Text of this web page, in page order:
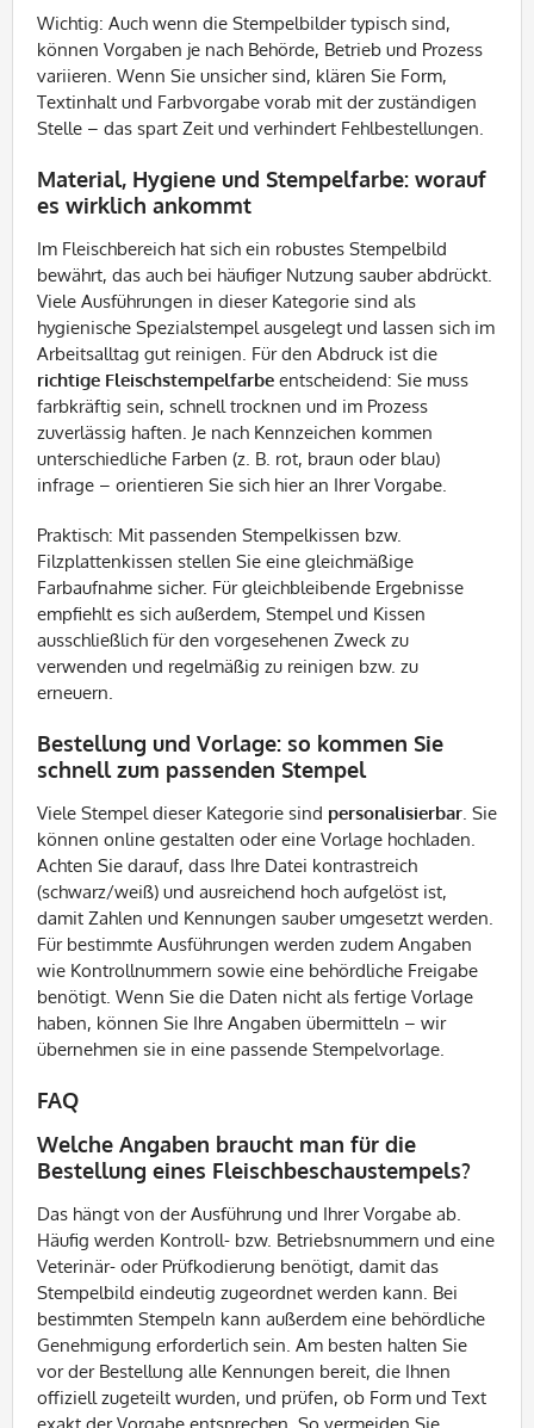
Wichtig: Auch wenn die Stempelbilder typisch sind,
können Vorgaben je nach Behörde, Betrieb und Prozess
variieren. Wenn Sie unsicher sind, klären Sie Form,
Textinhalt und Farbvorgabe vorab mit der zuständigen
Stelle – das spart Zeit und verhindert Fehlbestellungen.
Material, Hygiene und Stempelfarbe: worauf
es wirklich ankommt
Im Fleischbereich hat sich ein robustes Stempelbild
bewährt, das auch bei häufiger Nutzung sauber abdrückt.
Viele Ausführungen in dieser Kategorie sind als
hygienische Spezialstempel ausgelegt und lassen sich im
Arbeitsalltag gut reinigen. Für den Abdruck ist die
richtige Fleischstempelfarbe entscheidend: Sie muss
farbkräftig sein, schnell trocknen und im Prozess
zuverlässig haften. Je nach Kennzeichen kommen
unterschiedliche Farben (z. B. rot, braun oder blau)
infrage – orientieren Sie sich hier an Ihrer Vorgabe.
Praktisch: Mit passenden Stempelkissen bzw.
Filzplattenkissen stellen Sie eine gleichmäßige
Farbaufnahme sicher. Für gleichbleibende Ergebnisse
empfiehlt es sich außerdem, Stempel und Kissen
ausschließlich für den vorgesehenen Zweck zu
verwenden und regelmäßig zu reinigen bzw. zu
erneuern.
Bestellung und Vorlage: so kommen Sie
schnell zum passenden Stempel
Viele Stempel dieser Kategorie sind personalisierbar. Sie
können online gestalten oder eine Vorlage hochladen.
Achten Sie darauf, dass Ihre Datei kontrastreich
(schwarz/weiß) und ausreichend hoch aufgelöst ist,
damit Zahlen und Kennungen sauber umgesetzt werden.
Für bestimmte Ausführungen werden zudem Angaben
wie Kontrollnummern sowie eine behördliche Freigabe
benötigt. Wenn Sie die Daten nicht als fertige Vorlage
haben, können Sie Ihre Angaben übermitteln – wir
übernehmen sie in eine passende Stempelvorlage.
FAQ
Welche Angaben braucht man für die
Bestellung eines Fleischbeschaustempels?
Das hängt von der Ausführung und Ihrer Vorgabe ab.
Häufig werden Kontroll- bzw. Betriebsnummern und eine
Veterinär- oder Prüfkodierung benötigt, damit das
Stempelbild eindeutig zugeordnet werden kann. Bei
bestimmten Stempeln kann außerdem eine behördliche
Genehmigung erforderlich sein. Am besten halten Sie
vor der Bestellung alle Kennungen bereit, die Ihnen
offiziell zugeteilt wurden, und prüfen, ob Form und Text